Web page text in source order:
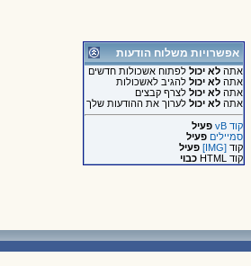
אפשרויות משלוח הודעות
אתה לא יכוללפתוח אשכולות חדשים
אתה לא יכוללהגיב לאשכולות
אתה לא יכוללצרף קבצים
אתה לא יכוללערוך את ההודעות שלך
קוד vB
פעיל
סמיילים פעיל
קוד [IMG]
פעיל
קוד HTML
כבוי